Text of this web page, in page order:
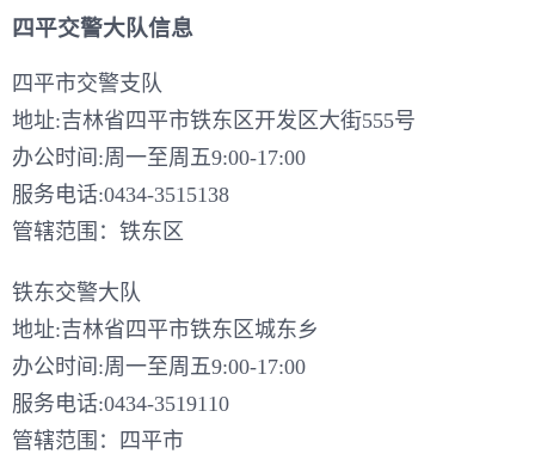
四平交警大队信息
四平市交警支队
地址:吉林省四平市铁东区开发区大街555号
办公时间:周一至周五9:00-17:00
服务电话:0434-3515138
管辖范围：铁东区
铁东交警大队
地址:吉林省四平市铁东区城东乡
办公时间:周一至周五9:00-17:00
服务电话:0434-3519110
管辖范围：四平市